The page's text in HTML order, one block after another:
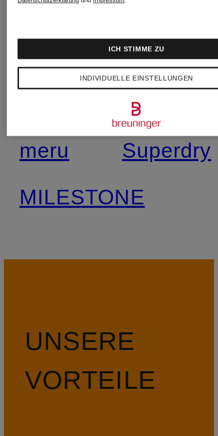
LONDON
HOBBS
meru
MILESTONE
& Soul
someday
Superdry
UNSERE
VORTEILE
INDIVIDUELLE EINSTELLUNGEN
ICH STIMME ZU